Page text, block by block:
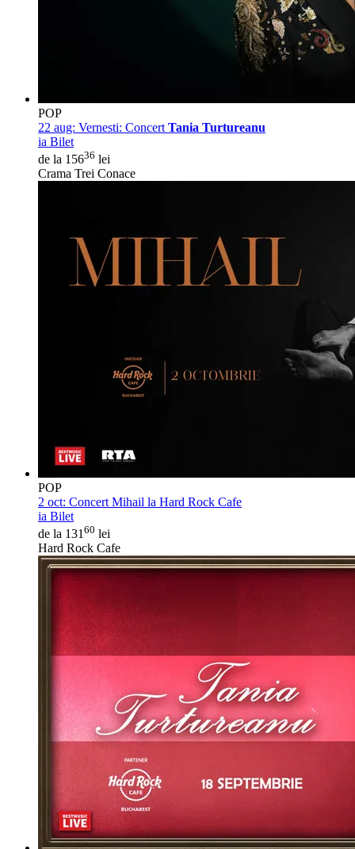
POP
22 aug: Vernesti: Concert Tania Turtureanu
ia Bilet
de la 15636 lei
Crama Trei Conace
POP
2 oct: Concert Mihail la Hard Rock Cafe
ia Bilet
de la 131 60 lei
Hard Rock Cafe